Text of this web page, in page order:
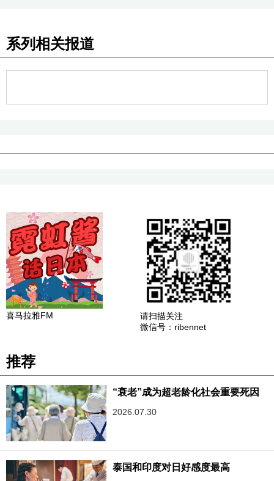
系列相关报道
喜马拉雅FM
请扫描关注
微信号：ribennet
推荐
“衰老”成为超老龄化社会重要死因
2026.07.30
泰国和印度对日好感度最高